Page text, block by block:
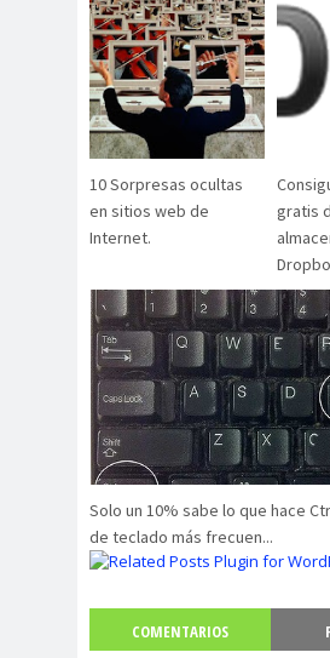
10 Sorpresas ocultas
en sitios web de
Internet.
gratis
Solo un 10% sabe lo que hace
de teclado más frecuen...
COMENTARIOS